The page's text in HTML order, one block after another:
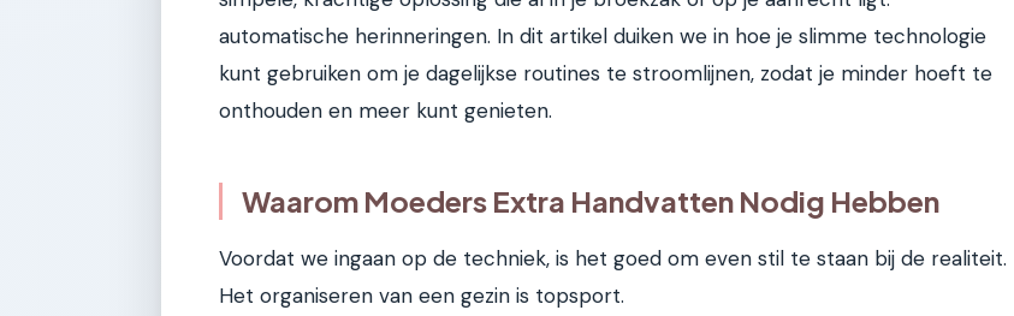
automatische herinneringen. In dit artikel duiken we in hoe je slimme technologie
kunt gebruiken om je dagelijkse routines te stroomlijnen, zodat je minder hoeft te
onthouden en meer kunt genieten.
Waarom Moeders Extra Handvatten Nodig Hebben
Voordat we ingaan op de techniek, is het goed om even stil te staan bij de realiteit.
Het organiseren van een gezin is topsport.